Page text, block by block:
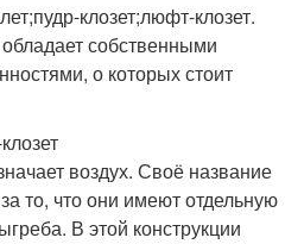
клозет;люфт-клозет.
собственными
о которых стоит
воздух. Своё название
то, что они имеют отдельную
В этой конструкции